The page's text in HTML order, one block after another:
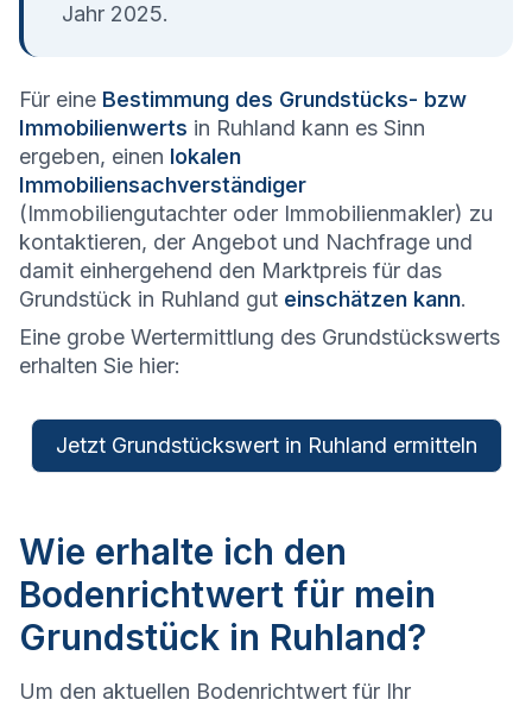
Jahr 2025.
Für eine Bestimmung des Grundstücks- bzw
Immobilienwerts in Ruhland kann es Sinn
ergeben, einen lokalen
Immobiliensachverständiger
(Immobiliengutachter oder Immobilienmakler) zu
kontaktieren, der Angebot und Nachfrage und
damit einhergehend den Marktpreis für das
Grundstück in Ruhland gut einschätzen kann.
Eine grobe Wertermittlung des Grundstückswerts
erhalten Sie hier:
Jetzt Grundstückswert in Ruhland ermitteln
Wie erhalte ich den
Bodenrichtwert für mein
Grundstück in Ruhland?
Um den aktuellen Bodenrichtwert für Ihr